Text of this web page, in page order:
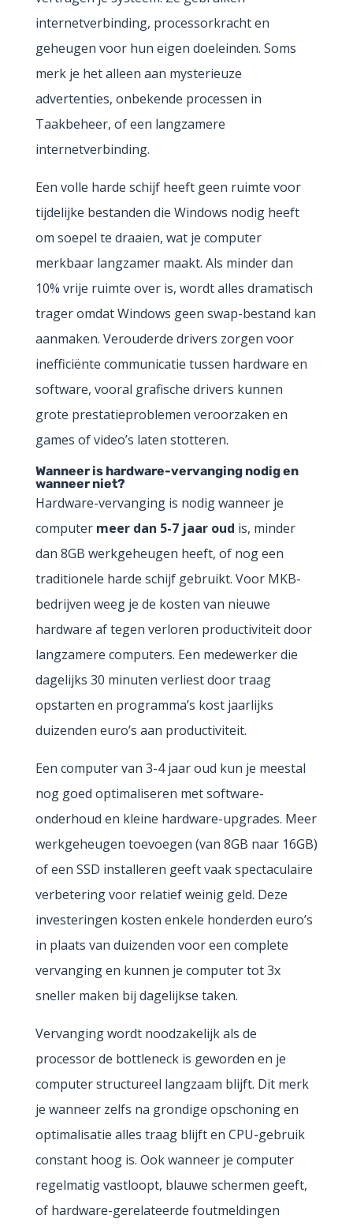
internetverbinding, processorkracht en
geheugen voor hun eigen doeleinden. Soms
merk je het alleen aan mysterieuze
advertenties, onbekende processen in
Taakbeheer, of een langzamere
internetverbinding.
Een volle harde schijf heeft geen ruimte voor
tijdelijke bestanden die Windows nodig heeft
om soepel te draaien, wat je computer
merkbaar langzamer maakt. Als minder dan
10% vrije ruimte over is, wordt alles dramatisch
trager omdat Windows geen swap-bestand kan
aanmaken. Verouderde drivers zorgen voor
inefficiënte communicatie tussen hardware en
software, vooral grafische drivers kunnen
grote prestatieproblemen veroorzaken en
games of video’s laten stotteren.
Wanneer is hardware-vervanging nodig en
wanneer niet?
Hardware-vervanging is nodig wanneer je
computer meer dan 5-7 jaar oud is, minder
dan 8GB werkgeheugen heeft, of nog een
traditionele harde schijf gebruikt. Voor MKB-
bedrijven weeg je de kosten van nieuwe
hardware af tegen verloren productiviteit door
langzamere computers. Een medewerker die
dagelijks 30 minuten verliest door traag
opstarten en programma’s kost jaarlijks
duizenden euro’s aan productiviteit.
Een computer van 3-4 jaar oud kun je meestal
nog goed optimaliseren met software-
onderhoud en kleine hardware-upgrades. Meer
werkgeheugen toevoegen (van 8GB naar 16GB)
of een SSD installeren geeft vaak spectaculaire
verbetering voor relatief weinig geld. Deze
investeringen kosten enkele honderden euro’s
in plaats van duizenden voor een complete
vervanging en kunnen je computer tot 3x
sneller maken bij dagelijkse taken.
Vervanging wordt noodzakelijk als de
processor de bottleneck is geworden en je
computer structureel langzaam blijft. Dit merk
je wanneer zelfs na grondige opschoning en
optimalisatie alles traag blijft en CPU-gebruik
constant hoog is. Ook wanneer je computer
regelmatig vastloopt, blauwe schermen geeft,
of hardware-gerelateerde foutmeldingen